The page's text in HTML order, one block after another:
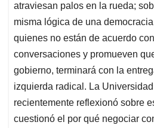
atraviesan palos en la rueda;
misma lógica de una
quienes no están de acuerdo
conversaciones y promueven
gobierno, terminará con la
izquierda radical. La
recientemente reflexionó sobre
cuestionó el por qué negociar